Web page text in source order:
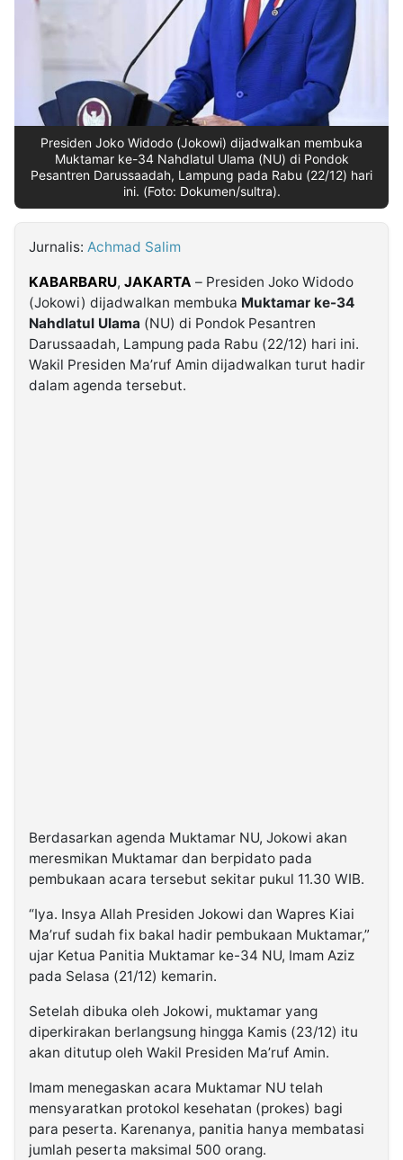
Insight
Suara
Time
Lens
Daily
Jogja
Jalan
Rakyat
Idealita
News
Notice
Dinamikapost.com
Radar
Seedbacklink
Kabarbaru
Kabarbaru.co
2026
Presiden Joko Widodo (Jokowi) dijadwalkan membuka
Muktamar ke-34 Nahdlatul Ulama (NU) di Pondok
Pesantren Darussaadah, Lampung pada Rabu (22/12) hari
ini. (Foto: Dokumen/sultra).
Jurnalis: Achmad Salim
KABARBARU, JAKARTA – Presiden Joko Widodo
(Jokowi) dijadwalkan membuka Muktamar ke-34
Nahdlatul Ulama (NU) di Pondok Pesantren
Darussaadah, Lampung pada Rabu (22/12) hari ini.
Wakil Presiden Ma’ruf Amin dijadwalkan turut hadir
dalam agenda tersebut.
Berdasarkan agenda Muktamar NU, Jokowi akan
meresmikan Muktamar dan berpidato pada
pembukaan acara tersebut sekitar pukul 11.30 WIB.
“Iya. Insya Allah Presiden Jokowi dan Wapres Kiai
Ma’ruf sudah fix bakal hadir pembukaan Muktamar,”
ujar Ketua Panitia Muktamar ke-34 NU, Imam Aziz
pada Selasa (21/12) kemarin.
Setelah dibuka oleh Jokowi, muktamar yang
diperkirakan berlangsung hingga Kamis (23/12) itu
akan ditutup oleh Wakil Presiden Ma’ruf Amin.
Imam menegaskan acara Muktamar NU telah
mensyaratkan protokol kesehatan (prokes) bagi
para peserta. Karenanya, panitia hanya membatasi
jumlah peserta maksimal 500 orang.